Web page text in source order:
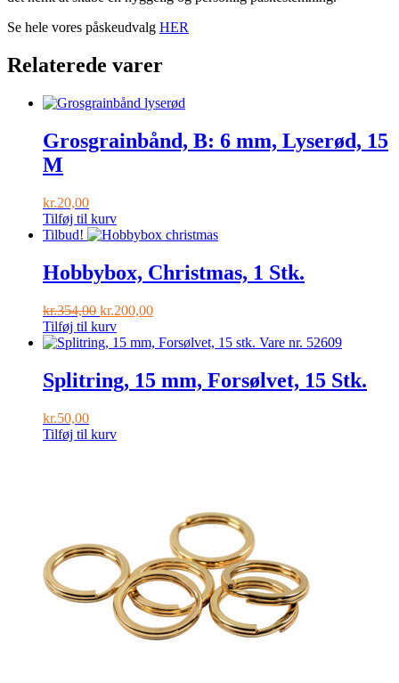
Se hele vores påskeudvalg HER
Relaterede varer
Grosgrainbånd, B: 6 mm, Lyserød, 15
M
kr.20,00
Tilføj til kurv
Tilbud!
Hobbybox, Christmas, 1 Stk.
kr.354,00 Den
oprindelige
pris
kr.354,00.
kr.200,00Den
pris
kr.200,00.
Tilføj til kurv
Splitring, 15 mm, Forsølvet, 15 Stk.
kr.50,00
Tilføj til kurv